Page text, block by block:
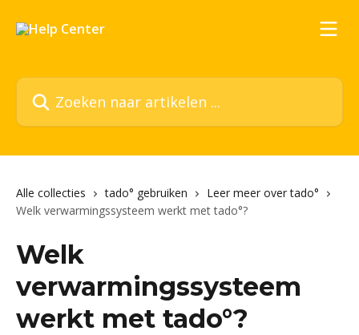
Zoeken naar artikelen ...
Alle collecties tado° gebruiken
Leer meer over tado°
Welk verwarmingssysteem werkt met tado°?
Welk
verwarmingssysteem
werkt met tado°?